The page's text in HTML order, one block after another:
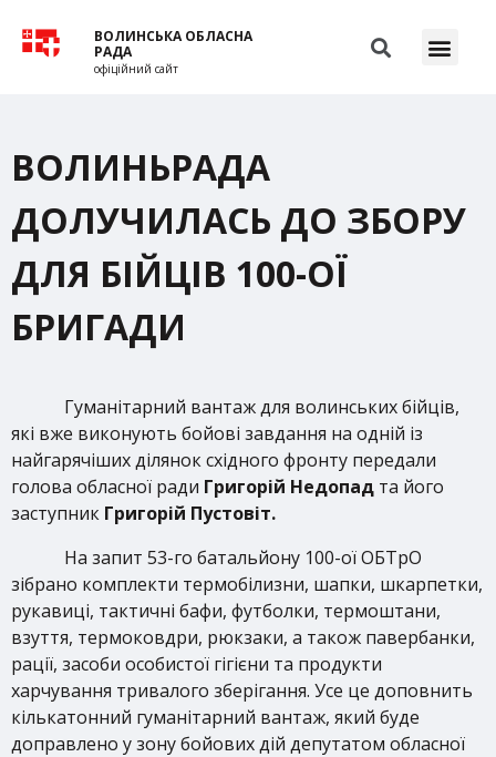
ВОЛИНСЬКА ОБЛАСНА
РАДА
офіційний сайт
ВОЛИНЬРАДА
ДОЛУЧИЛАСЬ ДО ЗБОРУ
ДЛЯ БІЙЦІВ 100-ОЇ
БРИГАДИ
Гуманітарний вантаж для волинських бійців,
які вже виконують бойові завдання на одній із
найгарячіших ділянок східного фронту передали
голова обласної ради Григорій Недопад та його
заступник Григорій Пустовіт.
На запит 53-го батальйону 100-ої ОБТрО
зібрано комплекти термобілизни, шапки, шкарпетки,
рукавиці, тактичні бафи, футболки, термоштани,
взуття, термоковдри, рюкзаки, а також павербанки,
рації, засоби особистої гігієни та продукти
харчування тривалого зберігання. Усе це доповнить
кількатонний гуманітарний вантаж, який буде
доправлено у зону бойових дій депутатом обласної